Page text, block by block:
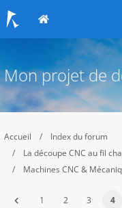
Mon projet de
Accueil
Index du forum
La découpe CNC au fil
Machines CNC &
1 2 3 4